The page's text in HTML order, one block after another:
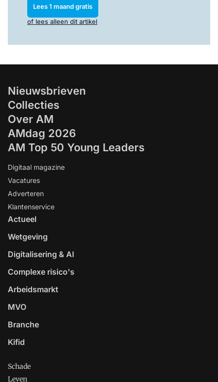
Lees 1 maand gratis
of lees alleen dit artikel
Nieuwsbrieven
Collecties
Over AM
AMdag 2026
AM Top 50 Young Leaders
Digitaal magazine
Vacatures
Adverteren
Klantenservice
Actueel
Wetgeving
Digitalisering & AI
Complexe risico's
Arbeidsmarkt
MVO
Branche
Kifid
Schade
Leven